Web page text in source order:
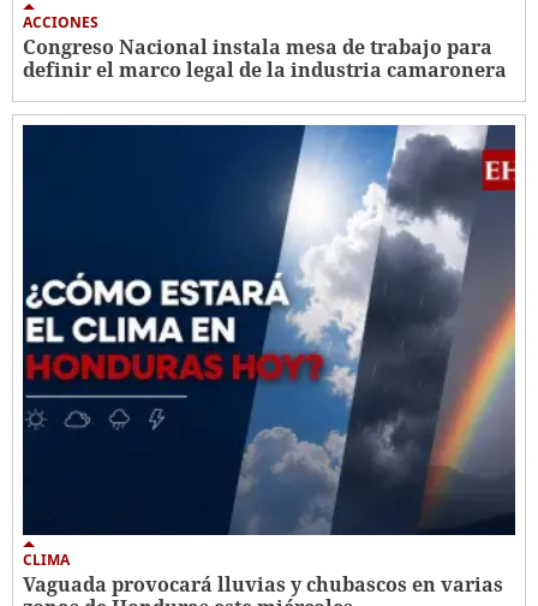
ACCIONES
Congreso Nacional instala mesa de trabajo para
definir el marco legal de la industria camaronera
CLIMA
Vaguada provocará lluvias y chubascos en varias